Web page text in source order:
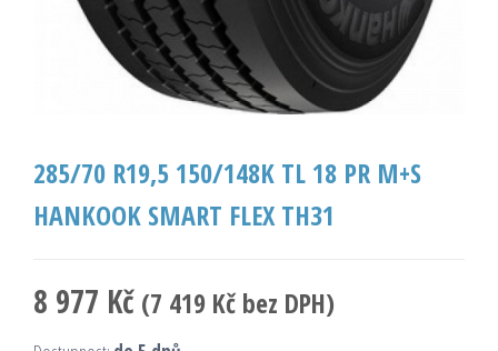
285/70 R19,5 150/148K TL 18 PR M+S
HANKOOK SMART FLEX TH31
8 977 Kč (7 419 Kč bez DPH)